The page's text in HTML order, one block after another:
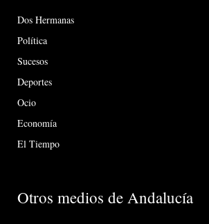
Dos Hermanas
Política
Sucesos
Deportes
Ocio
Economía
El Tiempo
Otros medios de Andalucía